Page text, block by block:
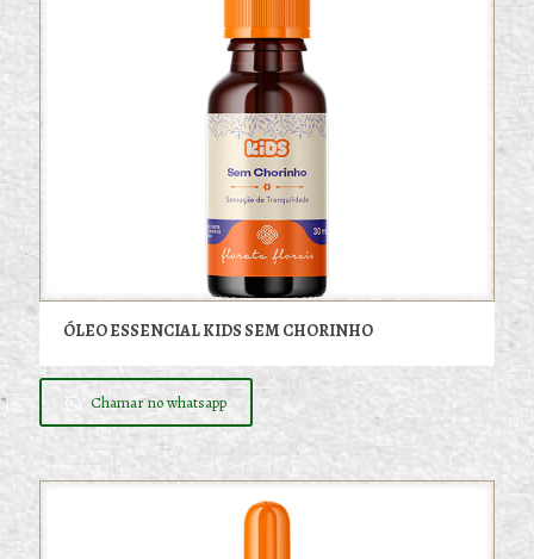
ÓLEO ESSENCIAL KIDS SEM CHORINHO
Chamar no whatsapp